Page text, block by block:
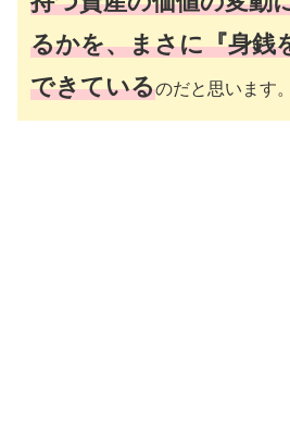
るかを、まさに『身銭
できているのだと思います。